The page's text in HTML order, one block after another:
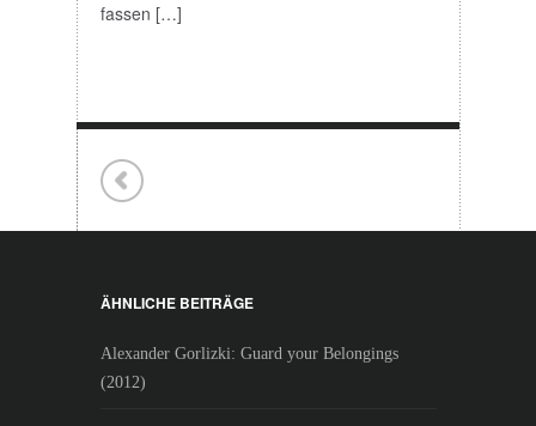
fassen […]
ÄHNLICHE BEITRÄGE
Alexander Gorlizki: Guard your Belongings
(2012)